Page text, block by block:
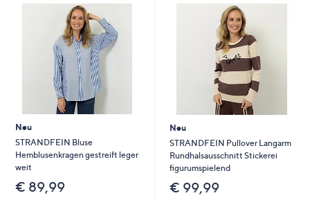
Neu
STRANDFEIN Bluse
Hemblusenkragen gestreift leger
weit
€ 89,99
Neu
STRANDFEIN Pullover Langarm
Rundhalsausschnitt Stickerei
figurumspielend
€ 99,99